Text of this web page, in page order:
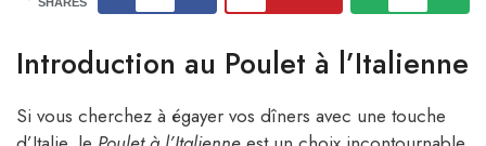
Introduction au Poulet à l’Italienne
Si vous cherchez à égayer vos dîners avec une touche